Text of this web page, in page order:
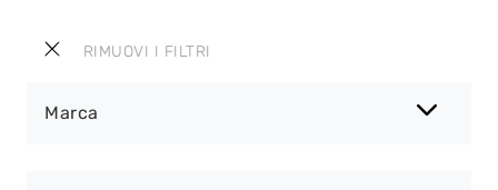
RIMUOVI I FILTRI
Marca